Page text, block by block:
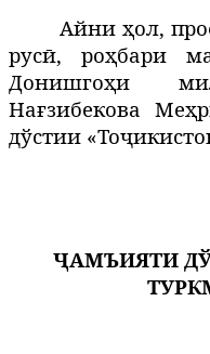
Айни ҳол,
русӣ, роҳбари
Донишгоҳи
Нағзибекова Меҳ
дўстии
ҶАМЪИЯТИ